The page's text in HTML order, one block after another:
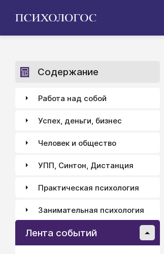
Содержание
Работа над собой
Успех, деньги, бизнес
Человек и общество
УПП, Синтон, Дистанция
Практическая психология
Занимательная психология
Лента событий